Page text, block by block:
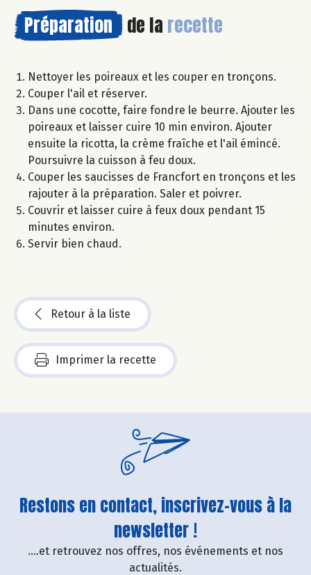
Préparation de la recette
Nettoyer les poireaux et les couper en tronçons.
Couper l'ail et réserver.
Dans une cocotte, faire fondre le beurre. Ajouter les
poireaux et laisser cuire 10 min environ. Ajouter
ensuite la ricotta, la crème fraîche et l'ail émincé.
Poursuivre la cuisson à feu doux.
Couper les saucisses de Francfort en tronçons et les
rajouter à la préparation. Saler et poivrer.
Couvrir et laisser cuire à feux doux pendant 15
minutes environ.
Servir bien chaud.
Retour à la liste
Imprimer la recette
Restons en contact, inscrivez-vous à la
newsletter !
....et retrouvez nos offres, nos événements et nos
actualités.